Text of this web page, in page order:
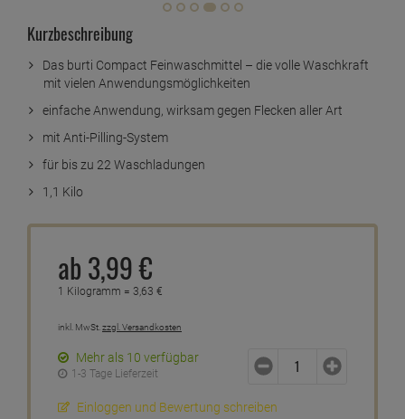
Kurzbeschreibung
Das burti Compact Feinwaschmittel – die volle Waschkraft
mit vielen Anwendungsmöglichkeiten
einfache Anwendung, wirksam gegen Flecken aller Art
mit Anti-Pilling-System
für bis zu 22 Waschladungen
1,1 Kilo
ab 3,99€
1 Kilogramm = 3,63 €
inkl. MwSt. zzgl. Versandkosten
Mehr als 10 verfügbar
1-3 Tage Lieferzeit
Einloggen und Bewertung schreiben